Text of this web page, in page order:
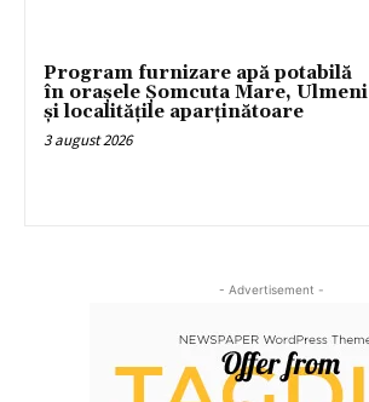
Program furnizare apă potabilă
în orașele Șomcuta Mare, Ulmeni
și localitățile aparținătoare
3 august 2026
- Advertisement -